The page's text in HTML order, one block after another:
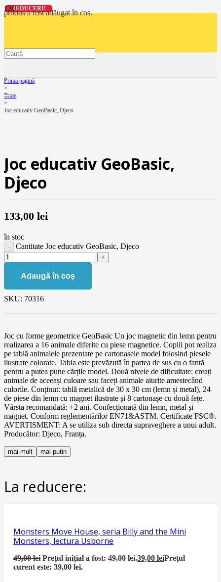
produsa fost adăugat în coș.
Prima pagină
>
Toate
>
Joc educativ GeoBasic, Djeco
Joc educativ GeoBasic,
Djeco
133,00 lei
în stoc
Cantitate Joc educativ GeoBasic, Djeco
Adaugă în coș
SKU: 70316
Joc cu forme geometrice GeoBasic Un joc magnetic din lemn pentru
realizarea a 16 animale diferite cu piese magnetice. Copiii pot realiza
pe tablă animalele prezentate pe cartonașele model folosind piesele
ilustrate colorate. Tabla este prevăzută în partea de sus cu o fantă
pentru a putea pune cărțile model. Două nivele de dificultate: creați
animale de aceeași culoare sau faceți animale aiurite amestecând
culorile. Conținut: tablă metalică de 30 x 30 cm (lemn și metal), 24
de piese din lemn cu magnet ilustrate și 8 cartonașe cu două fețe.
Vârsta recomandată: +2 ani. Confecționată din lemn, metal și
magnet. Conform reglementărilor EN71&ASTM. Certificate FSC®.
AVERTISMENT: A se utiliza sub directa supraveghere a unui adult.
Producător: Djeco, Franța.
mai mult mai putin
La reducere:
REDUCERI!
Monsters Move House, seria Billy and the Mini
Monsters, lectura Usborne
49,00lei Prețul inițial a fost: 49,00 lei.39,00leiPrețul
curent este: 39,00 lei.
REDUCERI!
REDUCERI!
REDUCERI!